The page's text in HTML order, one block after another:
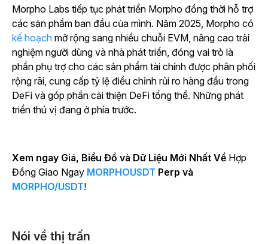
Morpho Labs tiếp tục phát triển Morpho đồng thời hỗ trợ
các sản phẩm ban đầu của mình. Năm 2025, Morpho có
kế hoạch mở rộng sang nhiều chuỗi EVM, nâng cao trải
nghiệm người dùng và nhà phát triển, đóng vai trò là
phần phụ trợ cho các sản phẩm tài chính được phân phối
rộng rãi, cung cấp tỷ lệ điều chỉnh rủi ro hàng đầu trong
DeFi và góp phần cải thiện DeFi tổng thể. Những phát
triển thú vị đang ở phía trước.
Xem ngay Giá, Biểu Đồ và Dữ Liệu Mới Nhất Về Hợp
Đồng Giao Ngay MORPHOUSDT Perp và
MORPHO/USDT!
Nói về thị trấn